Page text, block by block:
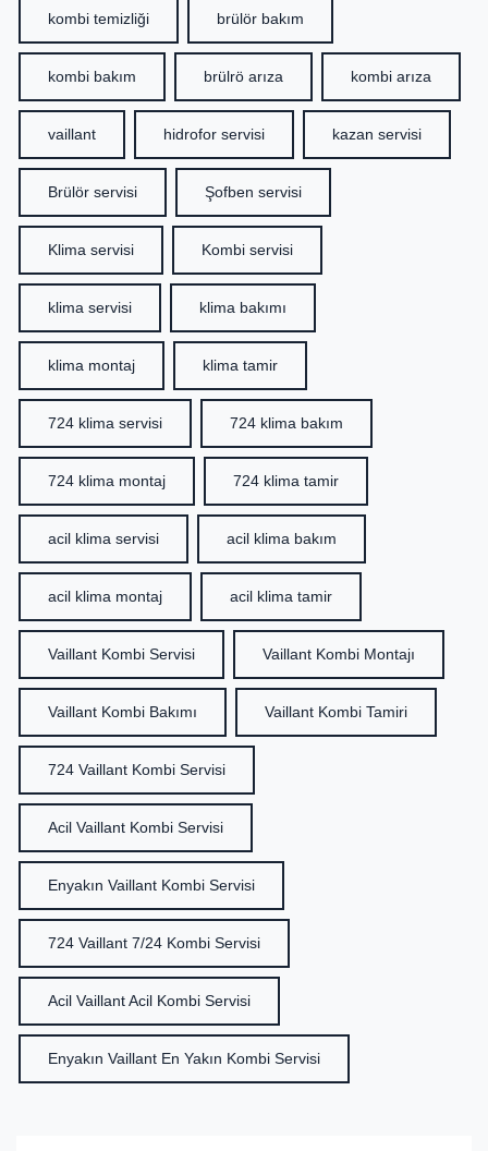
kombi temizliği brülör bakım
kombi bakım brülrö arıza kombi arıza
vaillant hidrofor servisi kazan servisi
Brülör servisi Şofben servisi
Klima servisi Kombi servisi
klima servisi klima bakımı
klima montaj klima tamir
724 klima servisi 724 klima bakım
724 klima montaj 724 klima tamir
acil klima servisi acil klima bakım
acil klima montaj acil klima tamir
Vaillant Kombi Servisi Vaillant Kombi Montajı
Vaillant Kombi Bakımı Vaillant Kombi Tamiri
724 Vaillant Kombi Servisi
Acil Vaillant Kombi Servisi
Enyakın Vaillant Kombi Servisi
724 Vaillant 7/24 Kombi Servisi
Acil Vaillant Acil Kombi Servisi
Enyakın Vaillant En Yakın Kombi Servisi